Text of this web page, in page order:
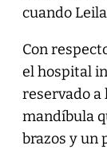
cuando
Con
el hospital
reservado a
mandíbula
brazos y un